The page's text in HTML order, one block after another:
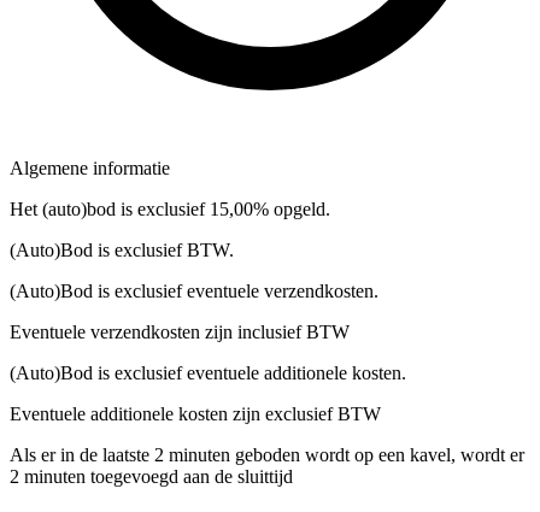
Algemene informatie
Het (auto)bod is exclusief 15,00% opgeld.
(Auto)Bod is exclusief BTW.
(Auto)Bod is exclusief eventuele verzendkosten.
Eventuele verzendkosten zijn inclusief BTW
(Auto)Bod is exclusief eventuele additionele kosten.
Eventuele additionele kosten zijn exclusief BTW
Als er in de laatste 2 minuten geboden wordt op een kavel, wordt er
2 minuten toegevoegd aan de sluittijd